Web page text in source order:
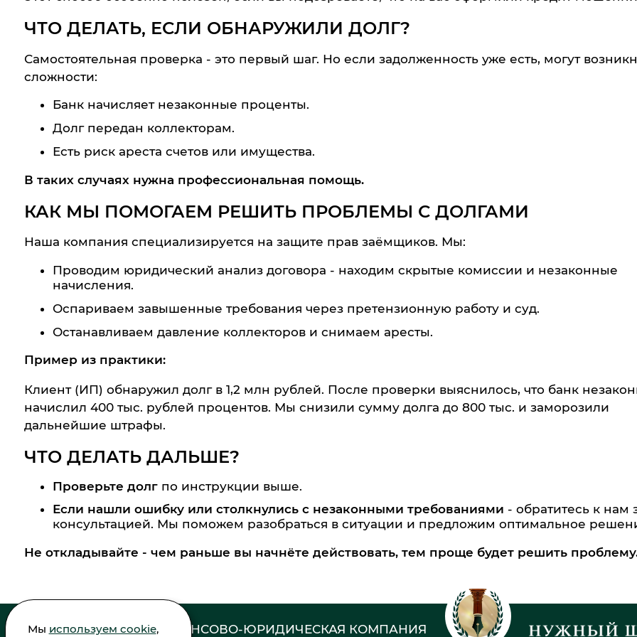
ЧТО ДЕЛАТЬ, ЕСЛИ ОБНАРУЖИЛИ ДОЛГ?
Самостоятельная проверка - это первый шаг. Но если задолженность уже есть, могут
сложности:
Банк начисляет незаконные проценты.
Долг передан коллекторам.
Есть риск ареста счетов или имущества.
В таких случаях нужна профессиональная помощь.
КАК МЫ ПОМОГАЕМ РЕШИТЬ ПРОБЛЕМЫ С ДОЛГАМИ
Наша компания специализируется на защите прав заёмщиков. Мы:
Проводим юридический анализ договора - находим скрытые комиссии и незаконные
начисления.
Оспариваем завышенные требования через претензионную работу и суд.
Останавливаем давление коллекторов и снимаем аресты.
Пример из практики:
Клиент (ИП) обнаружил долг в 1,2 млн рублей. После проверки выяснилось, что банк
начислил 400 тыс. рублей процентов. Мы снизили сумму долга до 800 тыс. и заморозили
дальнейшие штрафы.
ЧТО ДЕЛАТЬ ДАЛЬШЕ?
Проверьте долгпо инструкции выше.
Если нашли ошибку или столкнулись с незаконными требованиями - обратитесь к нам
консультацией. Мы поможем разобраться в ситуации и предложим оптимальное
Не откладывайте - чем раньше вы начнёте действовать, тем проще будет решить
ФИНАНСОВО-ЮРИДИЧЕСКАЯ КОМПАНИЯ
Мы используем cookie,